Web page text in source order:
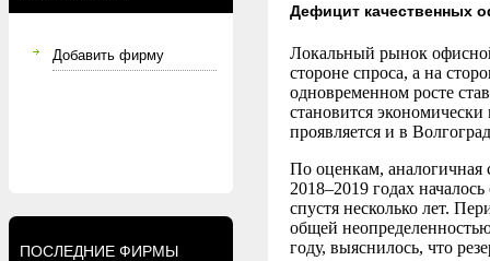
Добавить фирму
ПОСЛЕДНИЕ ФИРМЫ
Дефицит качественных
Локальный рынок
стороне спроса, а на
одновременном росте
становится
проявляется и в
По оценкам, аналогичная
2018–2019 годах
спустя несколько лет.
общей
году, выяснилось, что